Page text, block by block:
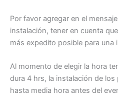
Por favor agregar en el
instalación, tener en cuenta
más expedito posible para una
Al momento de elegir la hora
dura 4 hrs, la instalación de
hasta media hora antes del